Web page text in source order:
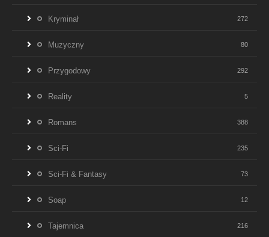
Kryminał 272
Muzyczny 80
Przygodowy 292
Reality 5
Romans 388
Sci-Fi 235
Sci-Fi & Fantasy 73
Soap 12
Tajemnica 216